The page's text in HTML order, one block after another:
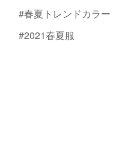
#春夏トレンドカラー
#2021春夏服